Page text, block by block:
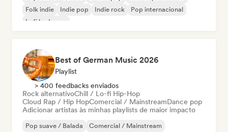
Folk indie
Indie pop Indie rock
Pop internacional
Lofi bedroom
Best of German Music 2026
Playlist
> 400 feedbacks enviados
Rock alternativoChill / Lo-fi Hip-Hop
Cloud Rap / Hip HopComercial / MainstreamDance pop
Adicionar artistas às minhas playlists de maior impacto
Pop suave / Balada
Comercial / Mainstream